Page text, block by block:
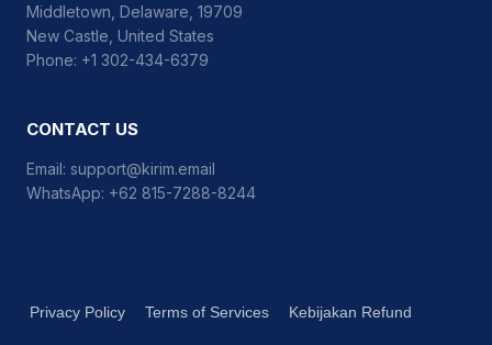
Middletown, Delaware, 19709
New Castle, United States
Phone: +1 302-434-6379
CONTACT US
Email: support@kirim.email
WhatsApp: +62 815-7288-8244
Privacy Policy Terms of Services Kebijakan Refund